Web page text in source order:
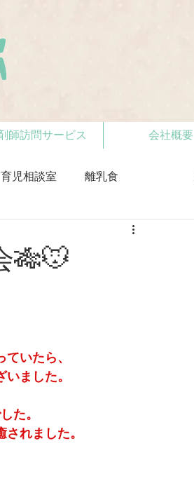
師訪問サービス 会社概要
育児相談室 離乳食
🎋🐭
いたら、
ました。
た。
れました。